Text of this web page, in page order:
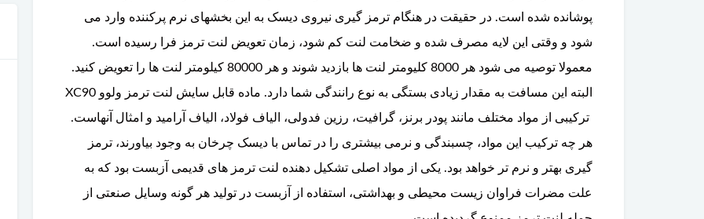
پوشانده شده است. در حقیقت در هنگام ترمز گیری نیروی دیسک به این بخشهای نرم پرکننده وارد می
شود و وقتی این لایه مصرف شده و ضخامت لنت کم شود، زمان تعویض لنت ترمز فرا رسیده است.
معمولا توصیه می شود هر 8000 کلیومتر لنت ها بازدید شوند و هر 80000 کیلومتر لنت ها را تعویض کنید.
البته این مسافت به مقدار زیادی بستگی به نوع رانندگی شما دارد. ماده قابل سایش لنت ترمز ولوو XC90
ترکیبی از مواد مختلف مانند پودر برنز، گرافیت، رزین فدولی، الیاف فولاد، الیاف آرامید و امثال آنهاست.
هر چه ترکیب این مواد، چسبندگی و نرمی بیشتری را در تماس با دیسک چرخان به وجود بیاورند، ترمز
گیری بهتر و نرم تر خواهد بود. یکی از مواد اصلی تشکیل دهنده لنت ترمز های قدیمی آزبست بود که به
علت مضرات فراوان زیست محیطی و بهداشتی، استفاده از آزبست در تولید هر گونه وسایل صنعتی از